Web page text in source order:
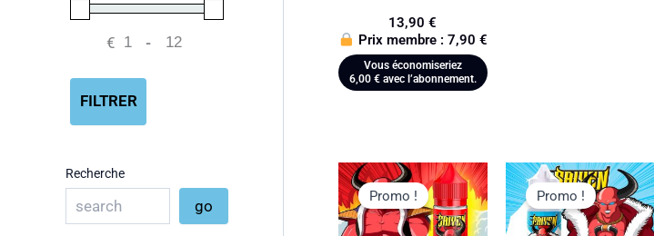
€ Minimum Price
-Maximum Price
FILTRER
Recherche
go
13,90€
Prix membre : 7,90 €
Vous économiseriez
6,00 €avec l’abonnement.
Promo ! Promo !